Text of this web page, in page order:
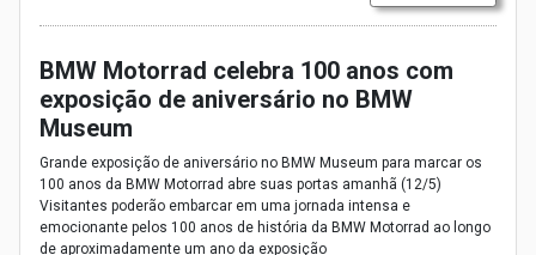
BMW Motorrad celebra 100 anos com
exposição de aniversário no BMW
Museum
Grande exposição de aniversário no BMW Museum para marcar os
100 anos da BMW Motorrad abre suas portas amanhã (12/5)
Visitantes poderão embarcar em uma jornada intensa e
emocionante pelos 100 anos de história da BMW Motorrad ao longo
de aproximadamente um ano da exposição